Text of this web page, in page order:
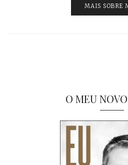
MAIS SOBRE
O MEU